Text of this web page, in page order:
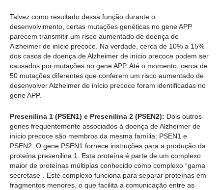
Talvez como resultado dessa função durante o
desenvolvimento, certas mutações genéticas no gene APP
parecem transmitir um risco aumentado de doença de
Alzheimer de início precoce. Na verdade, cerca de 10% a 15%
dos casos de doença de Alzheimer de início precoce podem ser
causados por mutações no gene APP. Até o momento, cerca de
50 mutações diferentes que conferem um risco aumentado de
desenvolver Alzheimer de início precoce foram identificadas no
gene APP.
Presenilina 1 (PSEN1) e Presenilina 2 (PSEN2): Dois outros
genes frequentemente associados à doença de Alzheimer de
início precoce são membros da mesma família: PSEN1 e
PSEN2. O gene PSEN1 fornece instruções para a produção da
proteína presenilina 1. Esta proteína é parte de um complexo
maior de proteínas múltiplas conhecido como complexo “gama
secretase”. Este complexo funciona para separar proteínas em
fragmentos menores, o que facilita a comunicação entre as